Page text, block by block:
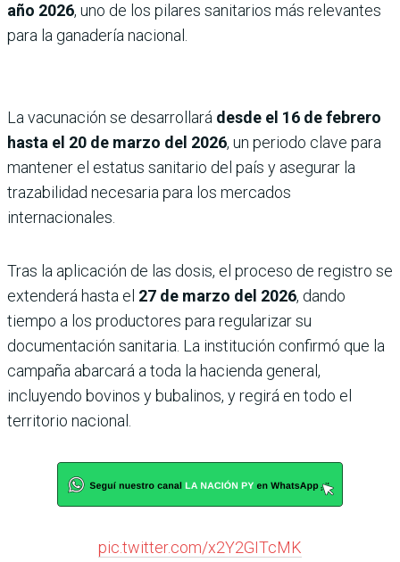
año 2026, uno de los pilares sanitarios más relevantes
para la ganadería nacional.
La vacunación se desarrollará desde el 16 de febrero
hasta el 20 de marzo del 2026, un periodo clave para
mantener el estatus sanitario del país y asegurar la
trazabilidad necesaria para los mercados
internacionales.
Tras la aplicación de las dosis, el proceso de registro se
extenderá hasta el 27 de marzo del 2026, dando
tiempo a los productores para regularizar su
documentación sanitaria. La institución confirmó que la
campaña abarcará a toda la hacienda general,
incluyendo bovinos y bubalinos, y regirá en todo el
territorio nacional.
pic.twitter.com/x2Y2GITcMK